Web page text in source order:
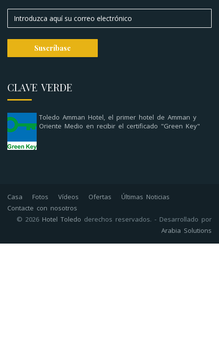
CLAVE VERDE
Toledo Amman Hotel, el primer hotel de Amman y
Oriente Medio en recibir el certificado "Green Key"
Casa Fotos Vídeos Ofertas
Últimas Noticias
Contacte con nosotros
© 2026 Hotel Toledo derechos reservados. - Desarrollado por
Arabia Solutions